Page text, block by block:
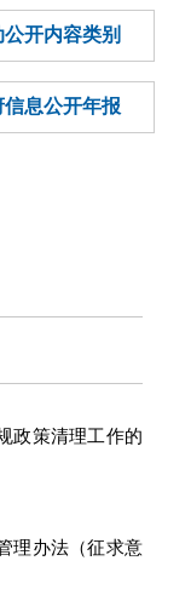
公开内容类别
信息公开年报
政策清理工作的
理办法（征求意